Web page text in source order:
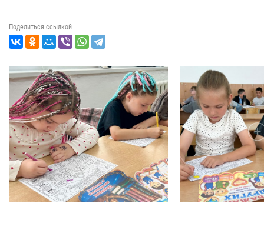
Поделиться ссылкой